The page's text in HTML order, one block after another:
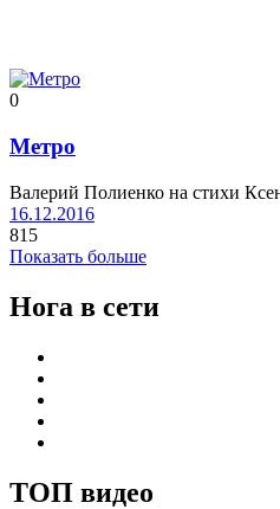
0
Метро
Валерий Полиенко на стихи
16.12.2016
815
Показать больше
Нога в сети
ТОП видео